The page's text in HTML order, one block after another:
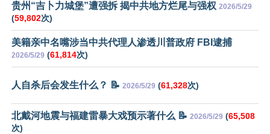
贵州“吉卜力城堡”遭强拆 揭中共地方烂尾与强权 2026/5/29
(59,802次)
美籍亲中名嘴涉当中共代理人渗透川普政府 FBI逮捕
2026/5/29 (61,814次)
人自杀后会发生什么？ 📝 2026/5/29 (61,328次)
北戴河地震与福建雷暴大戏预示著什么 📝 2026/5/29 (65,508
次)